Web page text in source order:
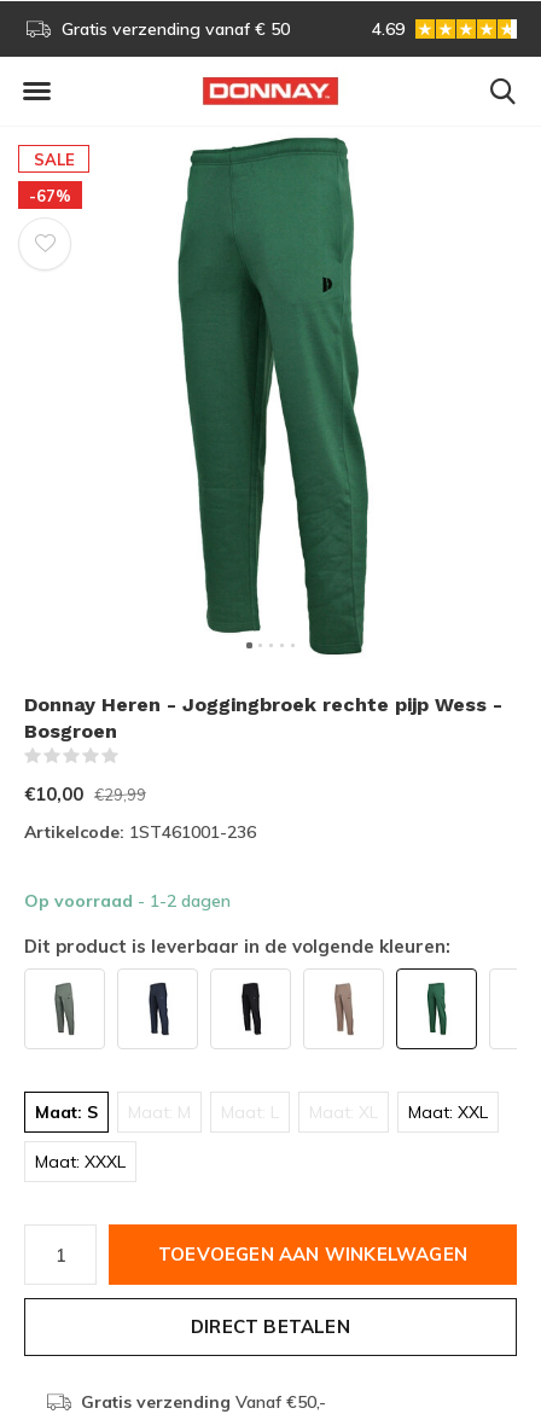
Gratis verzending vanaf € 50 Gratis omruilen
4.69
SALE
-67%
Donnay Heren - Joggingbroek rechte pijp Wess -
Bosgroen
€10,00 €29,99
Artikelcode: 1ST461001-236
Op voorraad - 1-2 dagen
Dit product is leverbaar in de volgende kleuren:
Maat: S Maat: M Maat: L Maat: XL Maat: XXL
Maat: XXXL
TOEVOEGEN AAN WINKELWAGEN
DIRECT BETALEN
Gratis verzending Vanaf €50,-